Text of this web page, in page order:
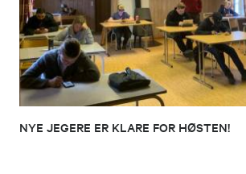
NYE JEGERE ER KLARE FOR HØSTEN!